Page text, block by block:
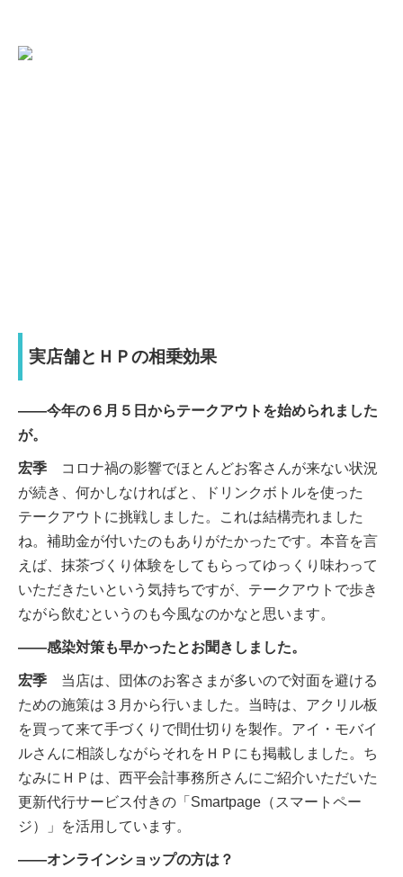
実店舗とＨＰの相乗効果
――今年の６月５日からテークアウトを始められました
が。
宏季 コロナ禍の影響でほとんどお客さんが来ない状況
が続き、何かしなければと、ドリンクボトルを使った
テークアウトに挑戦しました。これは結構売れました
ね。補助金が付いたのもありがたかったです。本音を言
えば、抹茶づくり体験をしてもらってゆっくり味わって
いただきたいという気持ちですが、テークアウトで歩き
ながら飲むというのも今風なのかなと思います。
――感染対策も早かったとお聞きしました。
宏季 当店は、団体のお客さまが多いので対面を避ける
ための施策は３月から行いました。当時は、アクリル板
を買って来て手づくりで間仕切りを製作。アイ・モバイ
ルさんに相談しながらそれをＨＰにも掲載しました。ち
なみにＨＰは、西平会計事務所さんにご紹介いただいた
更新代行サービス付きの「Smartpage（スマートペー
ジ）」を活用しています。
――オンラインショップの方は？